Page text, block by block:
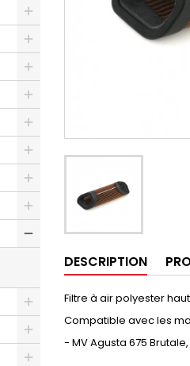
DESCRIPTION
Filtre à air polyester
Compatible avec les
- MV Agusta 675